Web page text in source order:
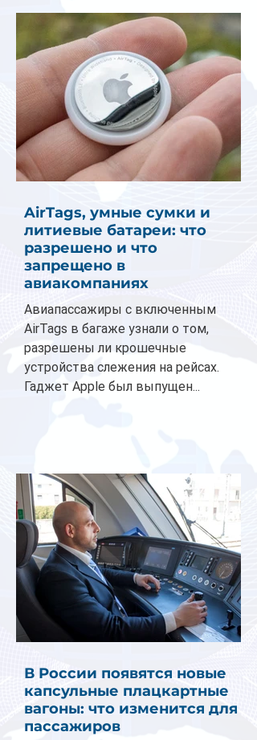
AirTags, умные сумки и
литиевые батареи: что
разрешено и что
запрещено в
авиакомпаниях
Авиапассажиры с включенным
AirTags в багаже узнали о том,
разрешены ли крошечные
устройства слежения на рейсах.
Гаджет Apple был выпущен...
В России появятся новые
капсульные плацкартные
вагоны: что изменится для
пассажиров